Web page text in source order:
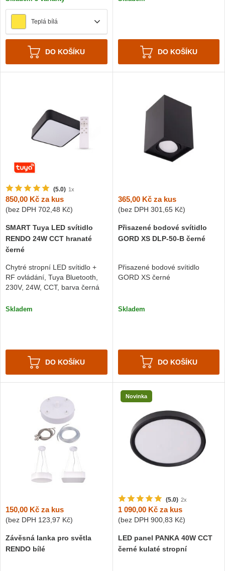
Teplá bílá
DO KOŠÍKU DO KOŠÍKU
(5.0) 1x
850,00 Kč za kus
(bez DPH 702,48 Kč)
SMART Tuya LED svítidlo
RENDO 24W CCT hranaté
černé
Chytré stropní LED svítidlo +
RF ovládání, Tuya Bluetooth,
230V, 24W, CCT, barva černá
Skladem
DO KOŠÍKU
365,00 Kčza kus
(bez DPH 301,65 Kč)
Přisazené bodové svítidlo
GORD XS DLP-50-B černé
Přisazené bodové svítidlo
GORD XS černé
Skladem
DO KOŠÍKU
150,00 Kč za kus
(bez DPH 123,97 Kč)
Závěsná lanka pro světla
RENDO bílé
Novinka
(5.0) 2x
1 090,00 Kčza kus
(bez DPH 900,83 Kč)
LED panel PANKA 40W CCT
černé kulaté stropní